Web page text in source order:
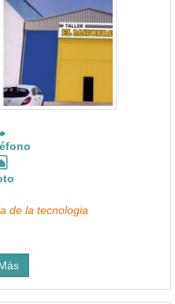
de la tecnologia